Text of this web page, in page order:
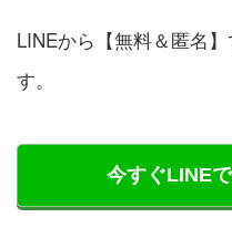
LINEから【無料＆匿名
す。
今すぐLINE